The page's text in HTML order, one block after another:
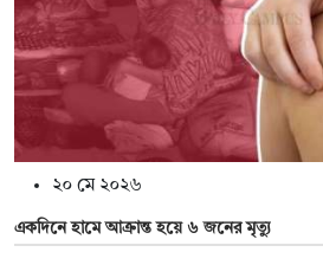
২০ মে ২০২৬
একদিনে হামে আক্রান্ত হয়ে ৬ জনের মৃত্যু